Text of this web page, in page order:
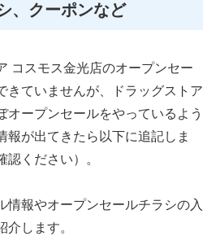
、クーポンなど
コスモス金光店のオープンセー
きていませんが、ドラッグストア
オープンセールをやっているよう
報が出てきたら以下に追記しま
ください）。
情報やオープンセールチラシの入
します。